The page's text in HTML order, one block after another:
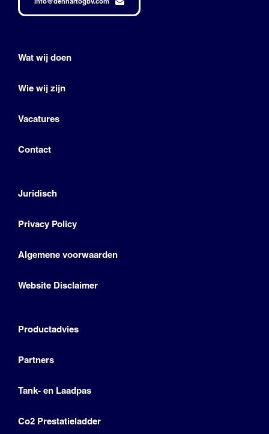
Wat wij doen
Wie wij zijn
Vacatures
Contact
Juridisch
Privacy Policy
Algemene voorwaarden
Website Disclaimer
Productadvies
Partners
Tank- en Laadpas
Co2 Prestatieladder